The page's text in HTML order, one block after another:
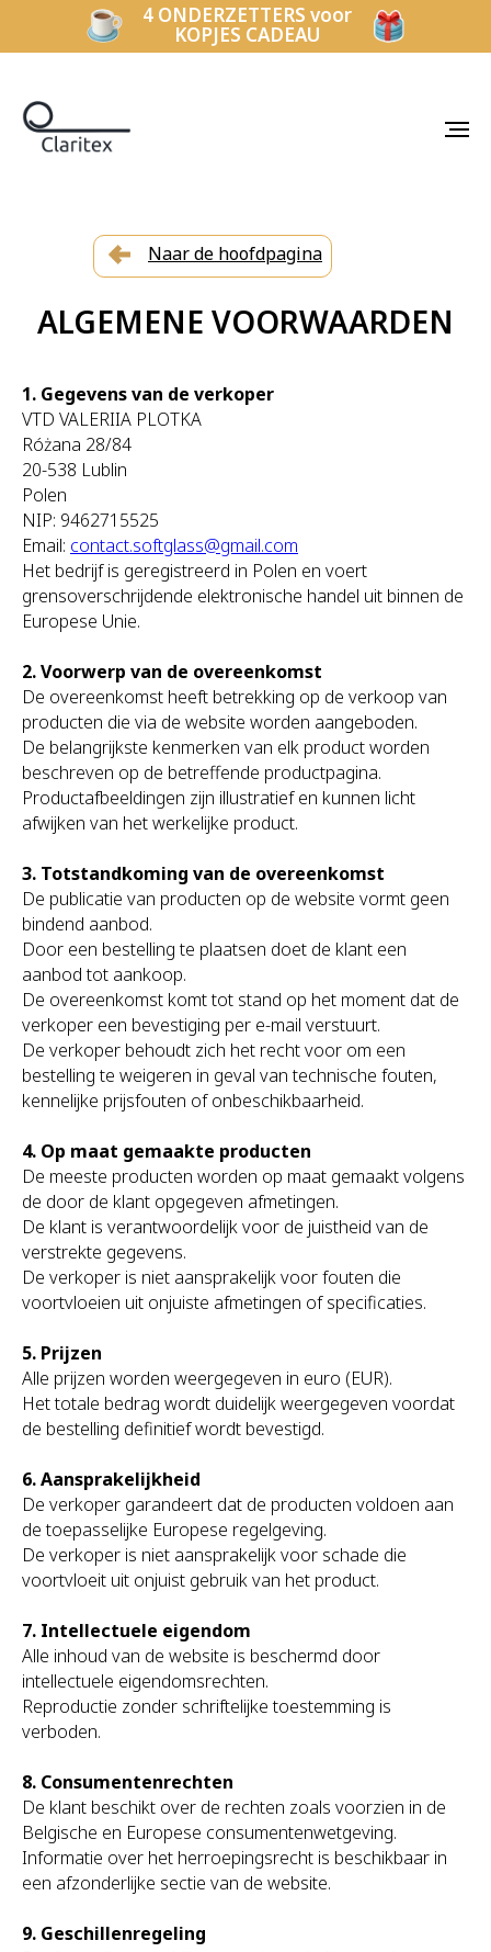
4 ONDERZETTERS voor
KOPJES CADEAU
Naar de hoofdpagina
ALGEMENE VOORWAARDEN
1. Gegevens van de verkoper
VTD VALERIIA PLOTKA
Różana 28/84
20-538 Lublin
Polen
NIP: 9462715525
Email: contact.softglass@gmail.com
Het bedrijf is geregistreerd in Polen en voert
grensoverschrijdende elektronische handel uit binnen de
Europese Unie.
2. Voorwerp van de overeenkomst
De overeenkomst heeft betrekking op de verkoop van
producten die via de website worden aangeboden.
De belangrijkste kenmerken van elk product worden
beschreven op de betreffende productpagina.
Productafbeeldingen zijn illustratief en kunnen licht
afwijken van het werkelijke product.
3. Totstandkoming van de overeenkomst
De publicatie van producten op de website vormt geen
bindend aanbod.
Door een bestelling te plaatsen doet de klant een
aanbod tot aankoop.
De overeenkomst komt tot stand op het moment dat de
verkoper een bevestiging per e-mail verstuurt.
De verkoper behoudt zich het recht voor om een
bestelling te weigeren in geval van technische fouten,
kennelijke prijsfouten of onbeschikbaarheid.
4. Op maat gemaakte producten
De meeste producten worden op maat gemaakt volgens
de door de klant opgegeven afmetingen.
De klant is verantwoordelijk voor de juistheid van de
verstrekte gegevens.
De verkoper is niet aansprakelijk voor fouten die
voortvloeien uit onjuiste afmetingen of specificaties.
5. Prijzen
Alle prijzen worden weergegeven in euro (EUR).
Het totale bedrag wordt duidelijk weergegeven voordat
de bestelling definitief wordt bevestigd.
6. Aansprakelijkheid
De verkoper garandeert dat de producten voldoen aan
de toepasselijke Europese regelgeving.
De verkoper is niet aansprakelijk voor schade die
voortvloeit uit onjuist gebruik van het product.
7. Intellectuele eigendom
Alle inhoud van de website is beschermd door
intellectuele eigendomsrechten.
Reproductie zonder schriftelijke toestemming is
verboden.
8. Consumentenrechten
De klant beschikt over de rechten zoals voorzien in de
Belgische en Europese consumentenwetgeving.
Informatie over het herroepingsrecht is beschikbaar in
een afzonderlijke sectie van de website.
9. Geschillenregeling